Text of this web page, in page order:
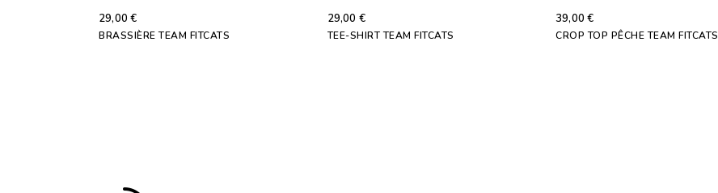
29,00 €
BRASSIÈRE TEAM FITCATS
29,00 €
TEE-SHIRT TEAM FITCATS
39,00 €
CROP TOP PÊCHE TEAM FITCATS